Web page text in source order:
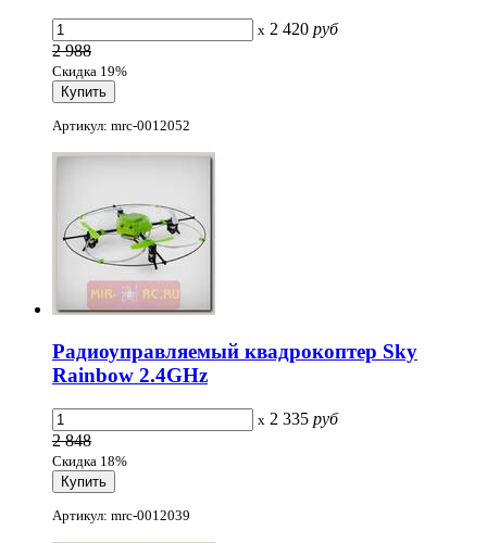
x 2 420 руб
2 988
Скидка 19%
Артикул: mrc-0012052
Радиоуправляемый квадрокоптер Sky
Rainbow 2.4GHz
x 2 335 руб
2 848
Скидка 18%
Артикул: mrc-0012039